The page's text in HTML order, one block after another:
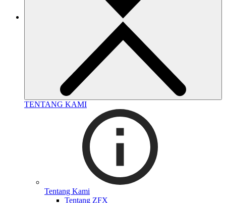
TENTANG KAMI
Tentang Kami
Tentang ZFX